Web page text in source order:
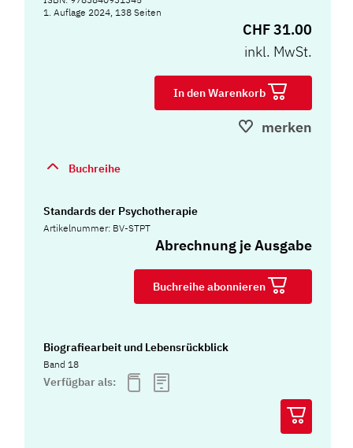
1. Auflage 2024, 138 Seiten
CHF 31.00
inkl. MwSt.
In den Warenkorb
merken
Buchreihe
Standards der Psychotherapie
Artikelnummer: BV-STPT
Abrechnung je Ausgabe
Buchreihe abonnieren
Biografiearbeit und Lebensrückblick
Band 18
Verfügbar als: